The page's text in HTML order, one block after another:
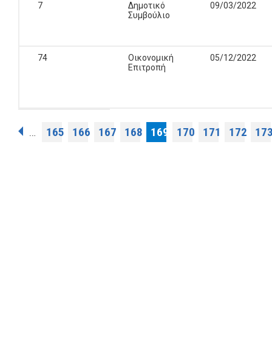
7
Δημοτικό
Συμβούλιο
09/03/2022
74
Οικονομική
Επιτροπή
05/12/2022
Σελίδες
… 165 166 167 168 169 170 171 172